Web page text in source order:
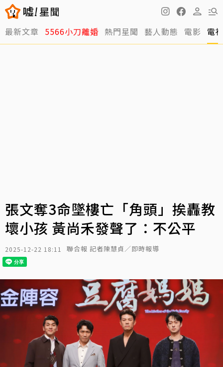
最新文章 5566小刀離婚 熱門星聞 藝人動態 電影 電
張文奪3命墜樓亡「角頭」挨轟教
壞小孩 黃尚禾發聲了：不公平
2025-12-22 18:11 聯合報 記者陳慧貞／即時報導